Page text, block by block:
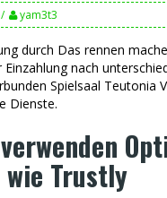
yam3t3
durch Das rennen
nach
Spielsaal Teutonia
Dienste.
wie Trustly